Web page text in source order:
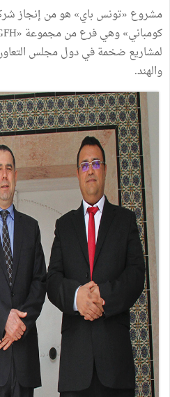
مشروع «تونس باي» هو من ﺇنجاز
لمشاريع ضخمة في دول مجلس
والهند.